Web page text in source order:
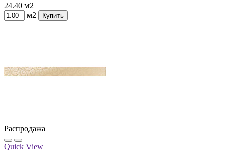
24.40 м2
м2
Купить
Распродажа
Quick View